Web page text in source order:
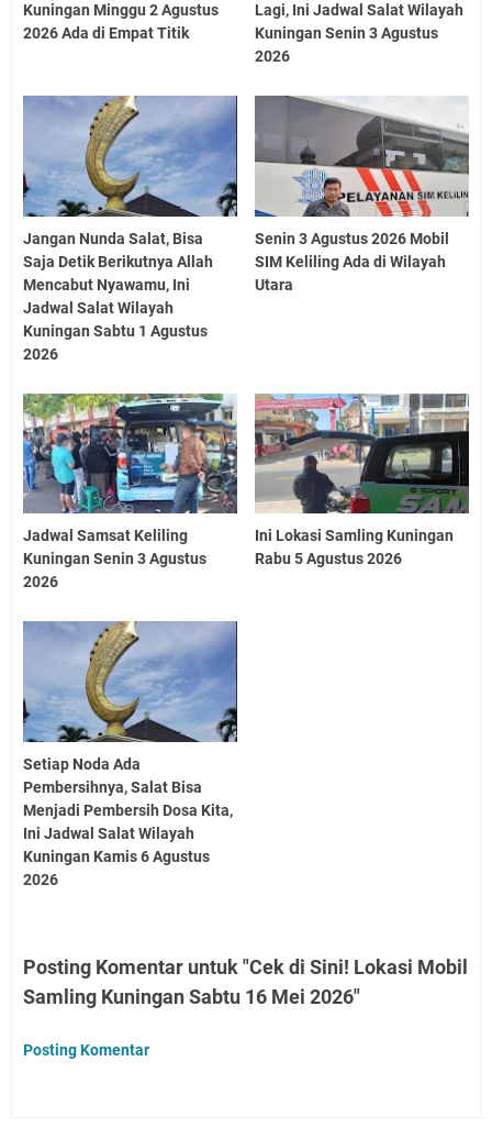
Kuningan Minggu 2 Agustus
2026 Ada di Empat Titik
Lagi, Ini Jadwal Salat Wilayah
Kuningan Senin 3 Agustus
2026
Jangan Nunda Salat, Bisa
Saja Detik Berikutnya Allah
Mencabut Nyawamu, Ini
Jadwal Salat Wilayah
Kuningan Sabtu 1 Agustus
2026
Senin 3 Agustus 2026 Mobil
SIM Keliling Ada di Wilayah
Utara
Jadwal Samsat Keliling
Kuningan Senin 3 Agustus
2026
Ini Lokasi Samling Kuningan
Rabu 5 Agustus 2026
Setiap Noda Ada
Pembersihnya, Salat Bisa
Menjadi Pembersih Dosa Kita,
Ini Jadwal Salat Wilayah
Kuningan Kamis 6 Agustus
2026
Posting Komentar untuk "Cek di Sini! Lokasi Mobil
Samling Kuningan Sabtu 16 Mei 2026"
Posting Komentar